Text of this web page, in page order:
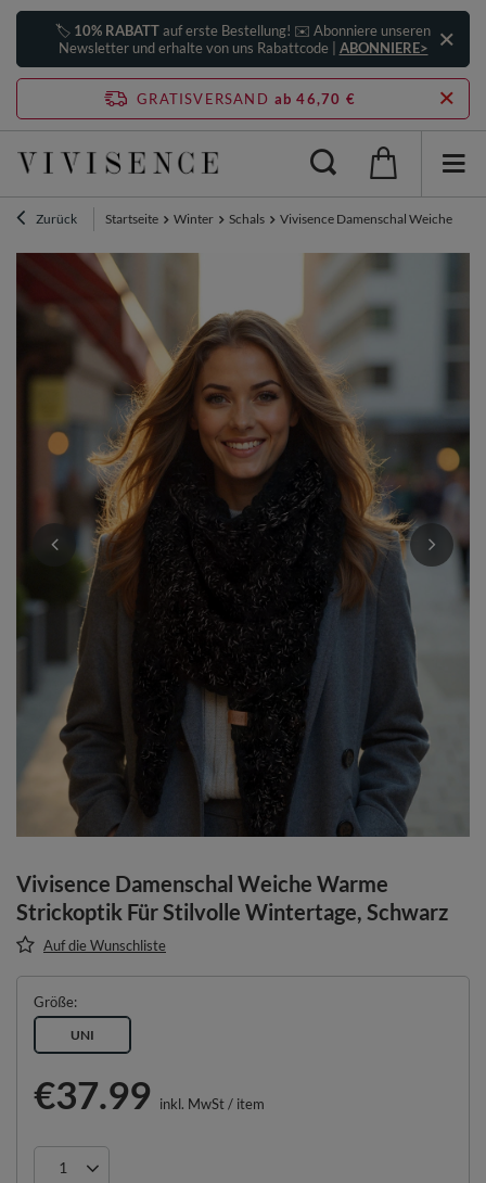
🏷️ 10% RABATTauf erste Bestellung! ✉️ Abonniere unseren
Newsletter und erhalte von uns Rabattcode | ABONNIERE>
GRATISVERSAND ab 46,70 €
Zurück Startseite Winter Schals Vivisence Damenschal Weiche
Vivisence Damenschal Weiche Warme
Strickoptik Für Stilvolle Wintertage, Schwarz
Auf die Wunschliste
Größe
UNI
€37.99 inkl. MwSt/ item